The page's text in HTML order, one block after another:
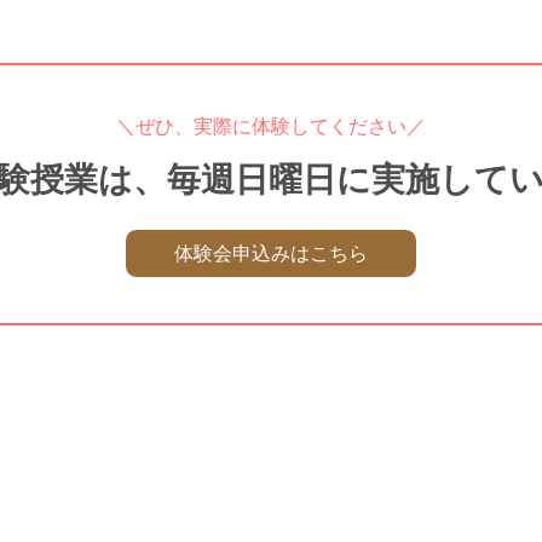
＼ぜひ、実際に体験してください／
授業は、毎週日曜日に実施して
体験会申込みはこちら